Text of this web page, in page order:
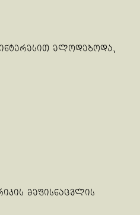
ელოდებოდა,
მეფისნაცვლის